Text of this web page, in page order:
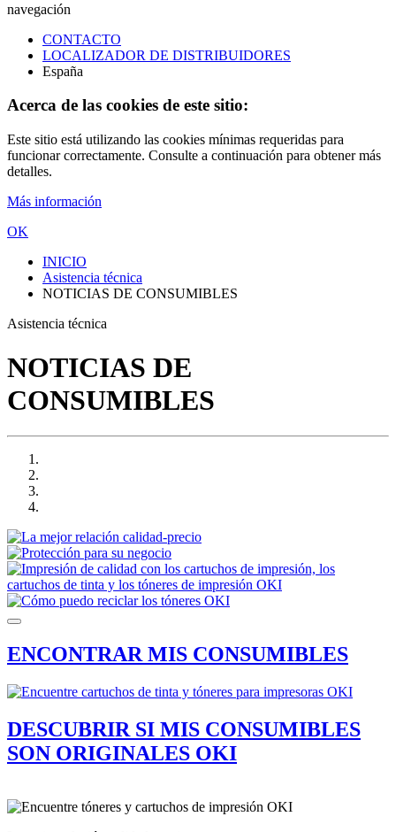
navegación
CONTACTO
LOCALIZADOR DE DISTRIBUIDORES
España
Acerca de las cookies de este sitio:
Este sitio está utilizando las cookies mínimas requeridas para
funcionar correctamente. Consulte a continuación para obtener más
detalles.
Más información
OK
INICIO
Asistencia técnica
NOTICIAS DE CONSUMIBLES
Asistencia técnica
NOTICIAS DE
CONSUMIBLES
ENCONTRAR MIS CONSUMIBLES
DESCUBRIR SI MIS CONSUMIBLES
SON ORIGINALES OKI